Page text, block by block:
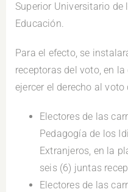
Superior Universitario
Educación.
Para el efecto, se
receptoras del voto, en
ejercer el derecho al
Electores de las
Pedagogía de los
Extranjeros, en la
seis (6) juntas
Electores de las